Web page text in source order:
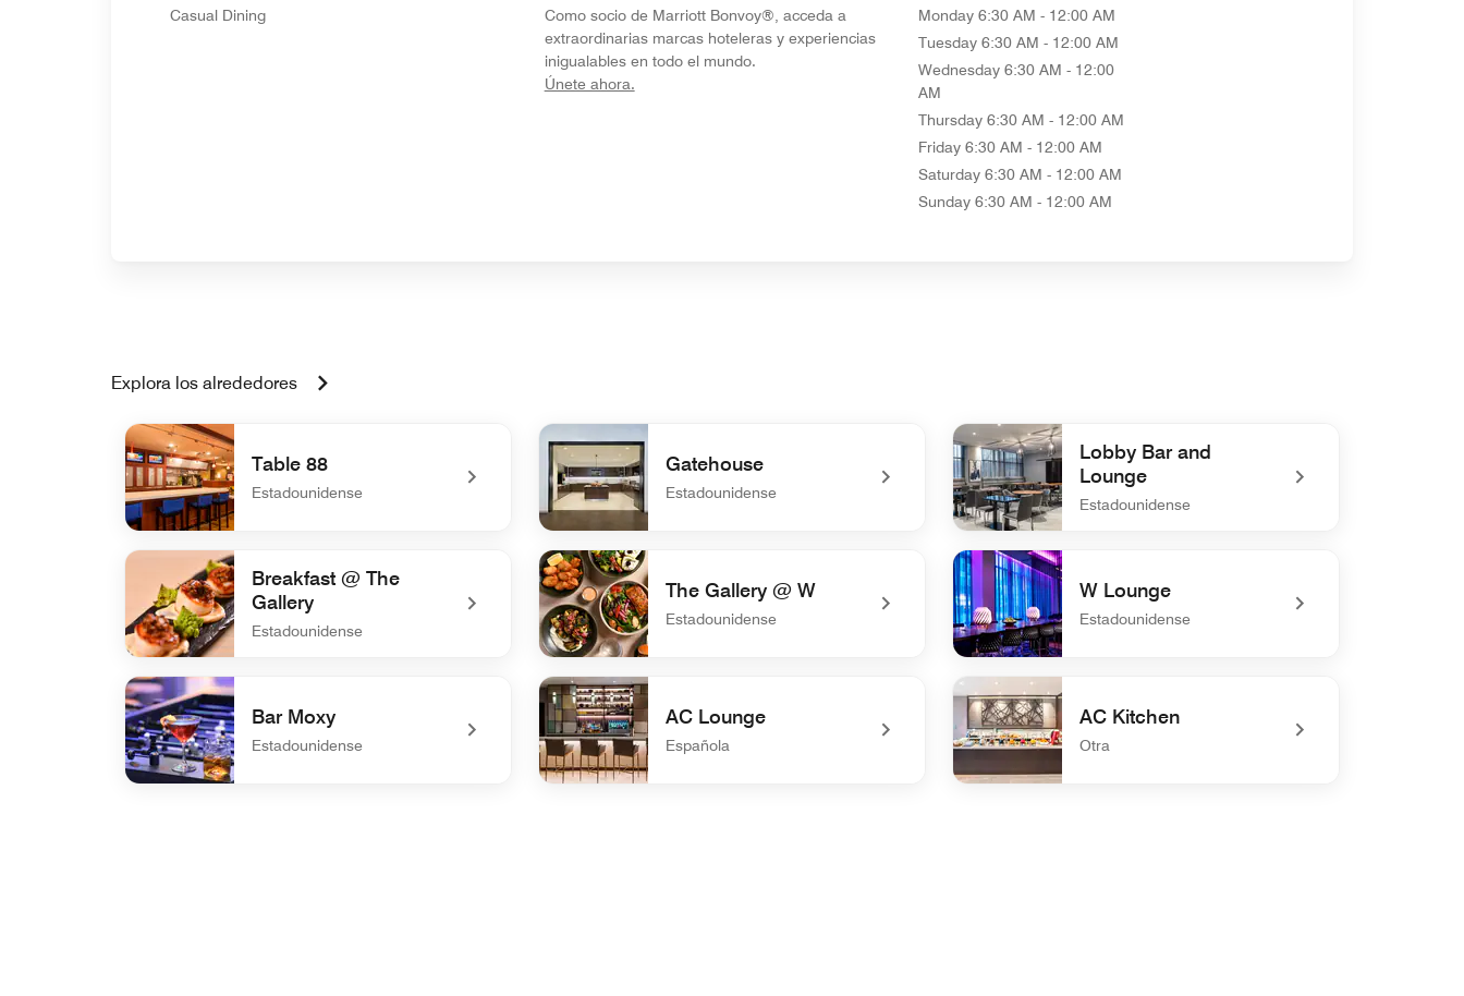
Casual Dining
Como socio de Marriott Bonvoy®, acceda a
extraordinarias marcas hoteleras y experiencias
inigualables en todo el mundo.
Únete ahora.
Monday 6:30 AM - 12:00 AM
Tuesday 6:30 AM - 12:00 AM
Wednesday 6:30 AM - 12:00
AM
Thursday 6:30 AM - 12:00 AM
Friday 6:30 AM - 12:00 AM
Saturday 6:30 AM - 12:00 AM
Sunday 6:30 AM - 12:00 AM
Explora los alrededores
Table 88
Estadounidense
undefined Table 88
Gatehouse
Estadounidense
undefined Gatehouse
Lobby Bar and
Lounge
Estadounidense
undefined Lobby Bar and Lounge
Breakfast @ The
Gallery
Estadounidense
undefined Breakfast @ The Gallery
The Gallery @ W
Estadounidense
undefined The Gallery @ W
W Lounge
Estadounidense
undefined W Lounge
Bar Moxy
Estadounidense
AC Lounge
Española
AC Kitchen
Otra